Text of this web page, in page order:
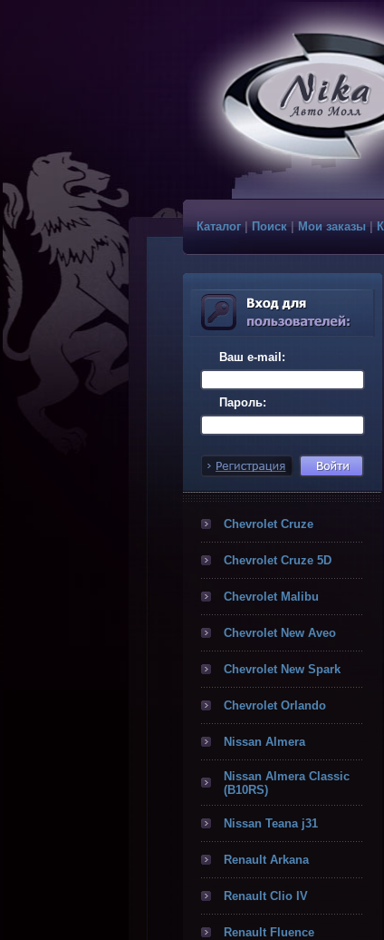
Каталог Поиск|Мои заказы|
Ваш e-mail:
Пароль:
Chevrolet Cruze
Chevrolet Cruze 5D
Chevrolet Malibu
Chevrolet New Aveo
Chevrolet New Spark
Chevrolet Orlando
Nissan Almera
Nissan Almera Classic
(B10RS)
Nissan Teana j31
Renault Arkana
Renault Clio IV
Renault Fluence